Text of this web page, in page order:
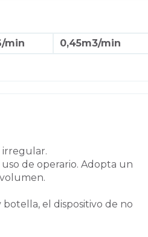
min 0,45m3/min
irregular.
de operario. Adopta un
el dispositivo de no